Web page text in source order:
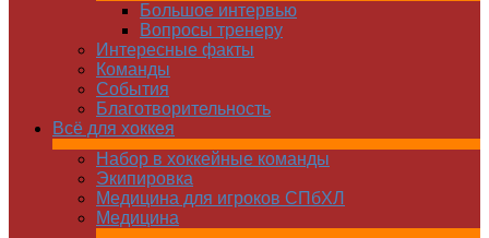
Большое интервью
Вопросы тренеру
Интересные факты
Команды
Cобытия
Благотворительность
Всё для хоккея
Набор в хоккейные команды
Экипировка
Медицина для игроков СПбХЛ
Медицина